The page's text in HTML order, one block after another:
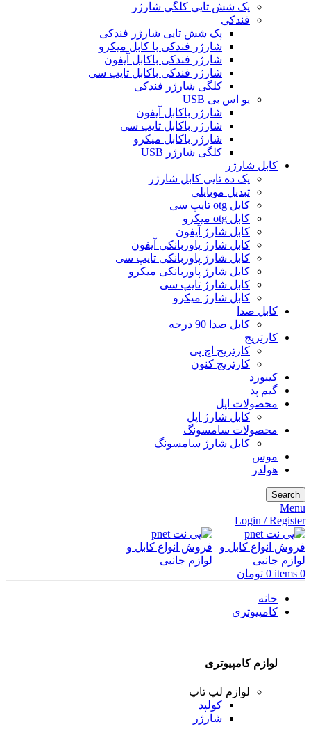
پک شش تایی کلگی شارژر
فندکی
پک شش تایی شارژر فندکی
شارژر فندکی با کابل میکرو
شارژر فندکی باکابل آیفون
شارژر فندکی باکابل تایپ سی
کلگی شارژر فندکی
یو اس بی USB
شارژر باکابل آیفون
شارژر باکابل تایپ سی
شارژر باکابل میکرو
کلگی شارژر USB
کابل شارژر
پک ده تایی کابل شارژر
تبدیل موبایلی
کابل otg تایپ سی
کابل otg میکرو
کابل شارژ آیفون
کابل شارژ پاوربانکی آیفون
کابل شارژ پاوربانکی تایپ سی
کابل شارژ پاوربانکی میکرو
کابل شارژ تایپ سی
کابل شارژ میکرو
کابل صدا
کابل صدا 90 درجه
کارتریج
کارتریج اچ پی
کارتریج کنون
کیبورد
گیم پد
محصولات اپل
کابل شارژ اپل
محصولات سامسونگ
کابل شارژ سامسونگ
موس
هولدر
Search
Menu
Login / Register
0
items
0 تومان
خانه
کامپیوتری
لوازم کامپیوتری
لوازم لپ تاپ
کولپد
شارژر